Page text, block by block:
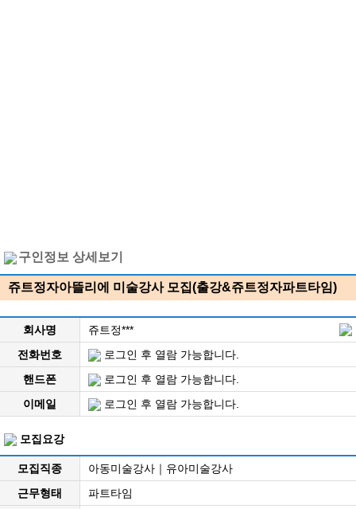
구인정보 상세보기
쥬트정자아뜰리에 미술강사 모집(출강&쥬트정자파트타임)
회사명
쥬트정***
전화번호
로그인 후 열람 가능합니다.
핸드폰
로그인 후 열람 가능합니다.
이메일
로그인 후 열람 가능합니다.
모집요강
모집직종
아동미술강사｜유아미술강사
근무형태
파트타임